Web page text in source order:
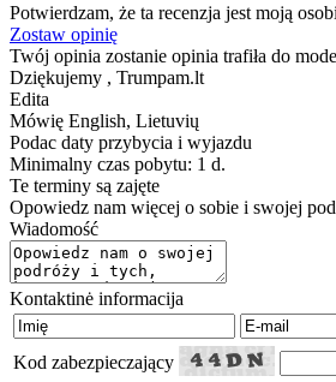
Potwierdzam, że ta recenzja jest moją
Zostaw opinię
Twój opinia zostanie opinia trafiła do
Dziękujemy , Trumpam.lt
Edita
Mówię English, Lietuvių
Podac daty przybycia i wyjazdu
Minimalny czas pobytu: 1 d.
Te terminy są zajęte
Opowiedz nam więcej o sobie i swojej
Wiadomość
Kontaktinė informacija
Kod zabezpieczający